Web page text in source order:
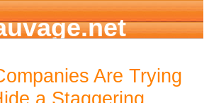
Are Trying
a Staggering